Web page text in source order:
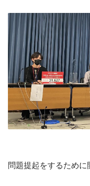
問題提起をするため